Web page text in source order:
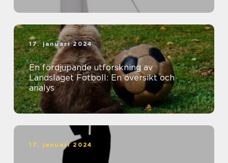
17. januari 2024
En fördjupande utforskning av
Landslaget Fotboll: En översikt och
analys
17. januari 2024